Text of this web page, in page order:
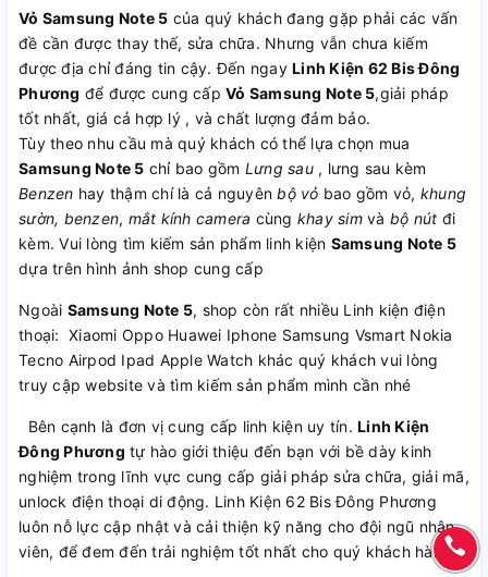
Vỏ Samsung Note 5 của quý khách đang gặp phải các vấn
đề cần được thay thế, sửa chữa. Nhưng vẫn chưa kiếm
được địa chỉ đáng tin cậy. Đến ngay Linh Kiện 62 Bis Đông
Phương để được cung cấp Vỏ Samsung Note 5,giải pháp
tốt nhất, giá cả hợp lý , và chất lượng đảm bảo.
Tùy theo nhu cầu mà quý khách có thể lựa chọn mua
Samsung Note 5 chỉ bao gồm Lưng sau , lưng sau kèm
Benzen hay thậm chí là cả nguyênbộ vỏ bao gồm vỏ, khung
sườn, benzen, mắt kính camera cùng khay simvà bộ nút đi
kèm. Vui lòng tìm kiếm sản phẩm linh kiện Samsung Note 5
dựa trên hình ảnh shop cung cấp
Ngoài Samsung Note 5, shop còn rất nhiều Linh kiện điện
thoại: Xiaomi Oppo Huawei Iphone Samsung Vsmart Nokia
Tecno Airpod Ipad Apple Watch khác quý khách vui lòng
truy cập website và tìm kiếm sản phẩm mình cần nhé
Bên cạnh là đơn vị cung cấp linh kiện uy tín. Linh Kiện
Đông Phương tự hào giới thiệu đến bạn với bề dày kinh
nghiệm trong lĩnh vực cung cấp giải pháp sửa chữa, giải mã,
unlock điện thoại di động. Linh Kiện 62 Bis Đông Phương
luôn nỗ lực cập nhật và cải thiện kỹ năng cho đội ngũ nhân
viên, để đem đến trải nghiệm tốt nhất cho quý khách hàng.